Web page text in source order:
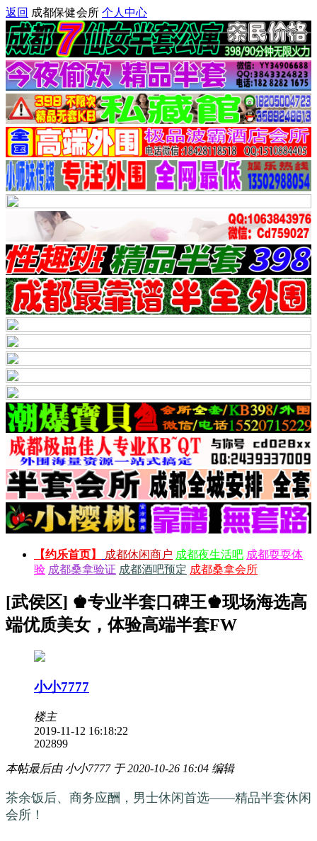
返回 成都保健会所 个人中心
【约乐首页】 成都休闲商户 成都夜生活吧 成都耍耍体
验 成都桑拿验证 成都酒吧预定 成都桑拿会所
[武侯区] ♚专业半套口碑王♚现场海选高
端优质美女，体验高端半套FW
小小7777
楼主
2019-11-12 16:18:22
202899
本帖最后由 小小7777 于 2020-10-26 16:04 编辑
茶余饭后、商务应酬，男士休闲首选——精品半套休闲
会所！